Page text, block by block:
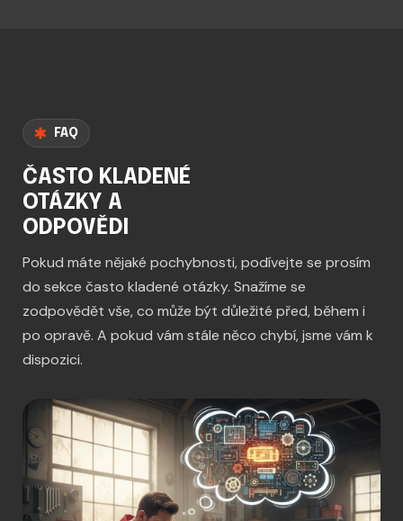
FAQ
ČASTO KLADENÉ
OTÁZKY A
ODPOVĚDI
Pokud máte nějaké pochybnosti, podívejte se prosím
do sekce často kladené otázky. Snažíme se
zodpovědět vše, co může být důležité před, během i
po opravě. A pokud vám stále něco chybí, jsme vám k
dispozici.